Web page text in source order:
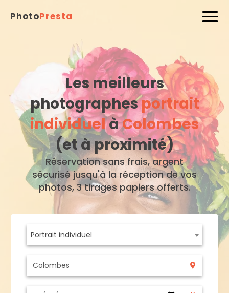
PhotoPresta
Les meilleurs
photographesportrait
individuelàColombes
(et à proximité)
Réservation sans frais, argent
sécurisé jusqu'à la réception de vos
photos, 3 tirages papiers offerts.
Portrait individuel